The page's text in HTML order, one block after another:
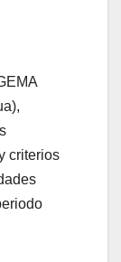
criterios